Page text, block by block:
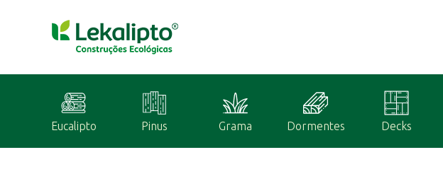
Eucalipto Pinus Grama Dormentes Decks